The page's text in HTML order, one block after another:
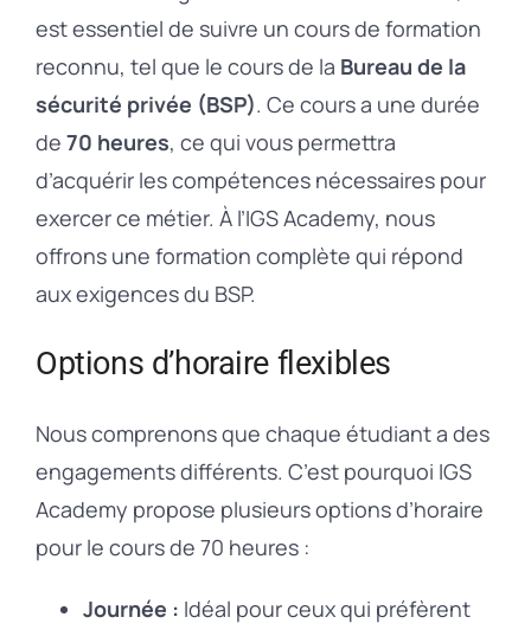
est essentiel de suivre un cours de formation
reconnu, tel que le cours de la Bureau de la
sécurité privée (BSP). Ce cours a une durée
de 70 heures, ce qui vous permettra
d’acquérir les compétences nécessaires pour
exercer ce métier. À l’IGS Academy, nous
offrons une formation complète qui répond
aux exigences du BSP.
Options d’horaire flexibles
Nous comprenons que chaque étudiant a des
engagements différents. C’est pourquoi IGS
Academy propose plusieurs options d’horaire
pour le cours de 70 heures :
Journée : Idéal pour ceux qui préfèrent